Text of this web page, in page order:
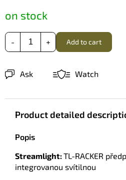
price:
on stock
Add to cart
Ask Watch
Product detailed
Popis
Streamlight:TL-RACKER
integrovanou svítilnou